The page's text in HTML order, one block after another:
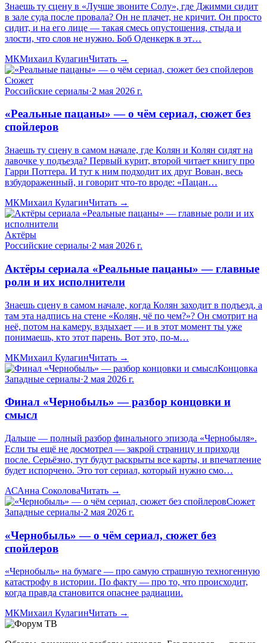
Знаешь ту сцену в «Лучше звоните Солу», где Джимми сидит
в зале суда после провала? Он не плачет, не кричит. Он просто
сидит, и на его лице — такая смесь опустошения, стыда и
злости, что слов не нужно. Боб Оденкерк в эт…
МКМихаил КулагинЧитать →
Сюжет
Российские сериалы·2 мая 2026 г.
«Реальные пацаны» — о чём сериал, сюжет без
спойлеров
Знаешь ту сцену в самом начале, где Колян и Колян сидят на
лавочке у подъезда? Первый курит, второй читает книгу про
Гарри Поттера. И тут к ним подходит их друг Вован, весь
взбудораженный, и говорит что-то вроде: «Пацан…
МКМихаил КулагинЧитать →
Актёры
Российские сериалы·2 мая 2026 г.
Актёры сериала «Реальные пацаны» — главные
роли и их исполнители
Знаешь сцену в самом начале, когда Колян заходит в подъезд, а
там эта надпись на стене «Колян, чё по чем?»? Он смотрит на
неё, потом на камеру, вздыхает — и в этот момент ты уже
понимаешь, кто этот парень. Вот это, по-м…
МКМихаил КулагинЧитать →
Концовка
Западные сериалы·2 мая 2026 г.
Финал «Чернобыль» — разбор концовки и
смысл
Дальше — полный разбор финального эпизода «Чернобыля».
Если ты ещё не досмотрел — закрой страницу и приходи
после. Серьёзно, тут будут раскрыты все карты, и впечатление
будет испорчено. Это тот сериал, который нужно смо…
АСАнна СоколоваЧитать →
Сюжет
Западные сериалы·2 мая 2026 г.
«Чернобыль» — о чём сериал, сюжет без
спойлеров
«Чернобыль» на бумаге — про самую страшную техногенную
катастрофу в истории. По факту — про то, что происходит,
когда правда становится опаснее радиации.
МКМихаил КулагинЧитать →